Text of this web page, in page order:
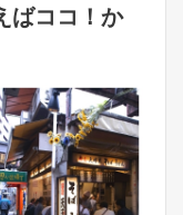
ばココ！か